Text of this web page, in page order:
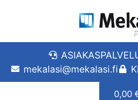
mekalasi@mekalasi.fi
0,00